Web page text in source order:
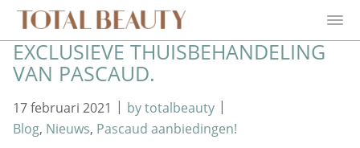
EXCLUSIEVE THUISBEHANDELING
VAN PASCAUD.
17 februari 2021 | by totalbeauty |
Blog, Nieuws, Pascaud aanbiedingen!